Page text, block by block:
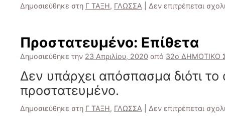
Δημοσιεύθηκε στη Γ ΤΑΞΗ, ΓΛΩΣΣΑ Δεν επιτρέπεται
Πρoστατευμένο: Επίθετα
Δημοσιεύθηκε την 23 Απριλίου, 2020 από 32ο ΔΗΜΟΤΙΚΟ
Δεν υπάρχει απόσπασμα διότι το
προστατευμένο.
Δημοσιεύθηκε στη Γ ΤΑΞΗ, ΓΛΩΣΣΑ Δεν επιτρέπεται